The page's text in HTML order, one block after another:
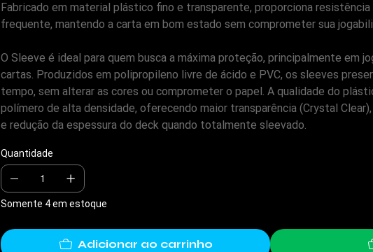
Fabricado em material plástico fino e transparente, proporciona
frequente, mantendo a carta em bom estado sem comprometer sua
O Sleeve é ideal para quem busca a máxima proteção, principalmente em
cartas. Produzidos em polipropileno livre de ácido e PVC, os sleeves
tempo, sem alterar as cores ou comprometer o papel. A qualidade do
polímero de alta densidade, oferecendo maior transparência (Crystal
e redução da espessura do deck quando totalmente sleevado.
Quantidade
Somente 4 em estoque
Adicionar ao carrinho